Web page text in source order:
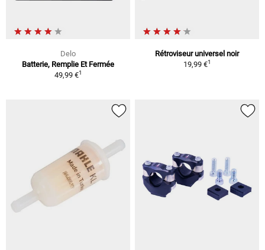
Delo
Batterie, Remplie Et Fermée
49,99 €1
Rétroviseur universel noir
19,99 €1